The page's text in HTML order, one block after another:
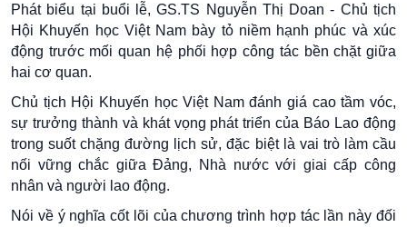
Phát biểu tại buổi lễ, GS.TS Nguyễn Thị Doan - Chủ tịch
Hội Khuyến học Việt Nam bày tỏ niềm hạnh phúc và xúc
động trước mối quan hệ phối hợp công tác bền chặt giữa
hai cơ quan.
Chủ tịch Hội Khuyến học Việt Nam đánh giá cao tầm vóc,
sự trưởng thành và khát vọng phát triển của Báo Lao động
trong suốt chặng đường lịch sử, đặc biệt là vai trò làm cầu
nối vững chắc giữa Đảng, Nhà nước với giai cấp công
nhân và người lao động.
Nói về ý nghĩa cốt lõi của chương trình hợp tác lần này đối